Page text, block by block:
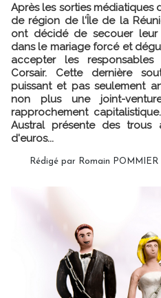
Après les sorties médiatiques
de région de l'Île de la
ont décidé de secouer leur
dans le mariage forcé et
accepter les
Corsair. Cette dernière
puissant et pas seulement
non plus une joint-
rapprochement
Austral présente des trous
d'euros...
Rédigé par Romain POMMIER